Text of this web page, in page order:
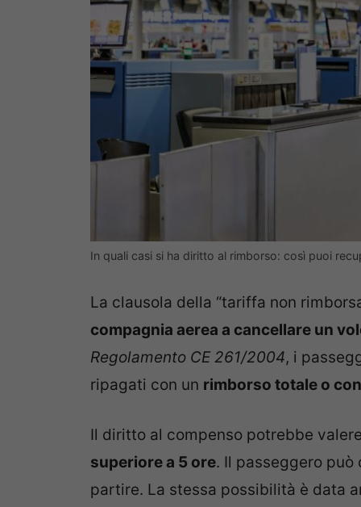
In quali casi si ha diritto al rimborso: così puoi
La clausola della “tariffa non
compagnia aerea a cancellare un
Regolamento CE 261/2004, i
ripagati con un rimborso totale o
Il diritto al compenso potrebbe
superiore a 5 ore. Il passeggero
partire. La stessa possibilità è data